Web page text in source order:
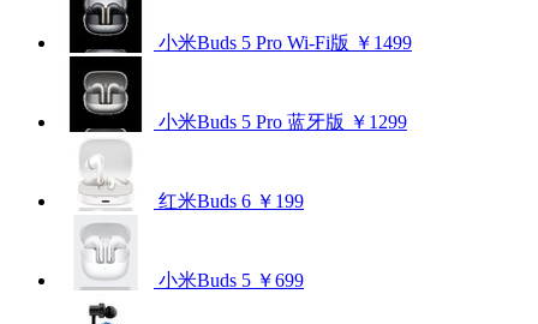
小米Buds 5 Pro Wi-Fi版 ￥1499
小米Buds 5 Pro 蓝牙版 ￥1299
红米Buds 6 ￥199
小米Buds 5 ￥699